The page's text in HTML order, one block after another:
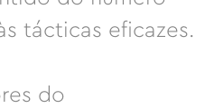
tácticas eficazes.
do